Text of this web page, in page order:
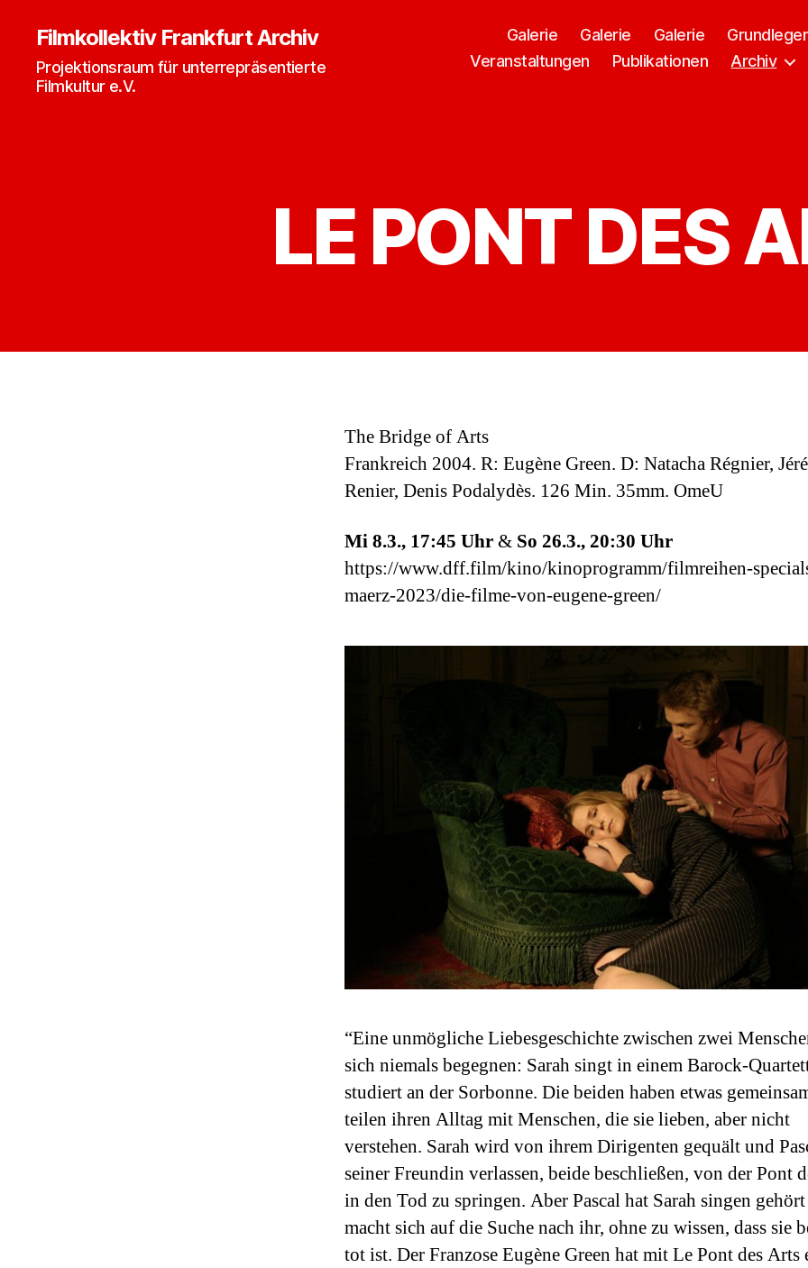
Filmkollektiv Frankfurt Archiv
Projektionsraum für unterrepräsentierte
Filmkultur e.V.
Galerie Galerie Galerie
Veranstaltungen
Publikationen Archiv
LE PONT DES
The Bridge of Arts
Frankreich 2004. R: Eugène Green. D: Natacha Régnier,
Renier, Denis Podalydès. 126 Min. 35mm. OmeU
Mi 8.3., 17:45 Uhr& So 26.3., 20:30 Uhr
https://www.dff.film/kino/kinoprogramm/filmreihen-
maerz-2023/die-filme-von-eugene-green/
“Eine unmögliche Liebesgeschichte zwischen zwei
sich niemals begegnen: Sarah singt in einem Barock-
studiert an der Sorbonne. Die beiden haben etwas
teilen ihren Alltag mit Menschen, die sie lieben, aber nicht
verstehen. Sarah wird von ihrem Dirigenten gequält und
seiner Freundin verlassen, beide beschließen, von der Pont
in den Tod zu springen. Aber Pascal hat Sarah singen
macht sich auf die Suche nach ihr, ohne zu wissen, dass sie
tot ist. Der Franzose Eugène Green hat mit Le Pont des Arts